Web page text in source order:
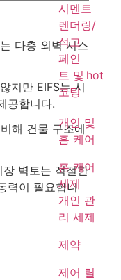
시멘트
렌더링/
석고
페인
트 및
코팅
hot
개인 및
홈 케어
홈 케어
세제
개인 관
리 세제
제약
제어 릴
다층 외벽 시스
지만 EIFS는 시
공합니다.
해 건물 구조에
장 벽토는 적절한
력이 필요합니